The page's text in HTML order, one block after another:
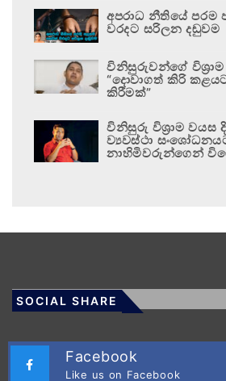
අපරාධ නීතියේ පරම
වරදට සරිලන දඬුවම
විනිසුරුවන්ගේ
“දොවාගත් කිරි
කිරීමක්”
විනිසුරු විශ්‍රාම වයස
ව්‍යවස්ථා
නාහිමිවරුන්ගෙන්
SOCIAL SHARE
Facebook
Like us on Facebook